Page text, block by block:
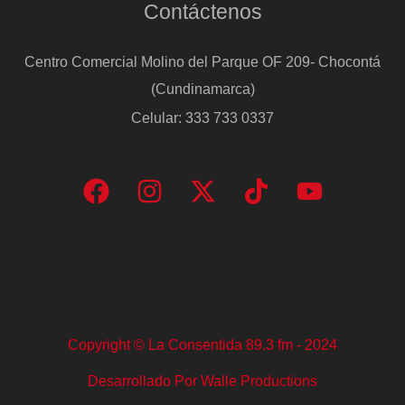
Contáctenos
Centro Comercial Molino del Parque OF 209- Chocontá
(Cundinamarca)
Celular: 333 733 0337
Copyright © La Consentida 89.3 fm - 2024
Desarrollado Por Walle Productions